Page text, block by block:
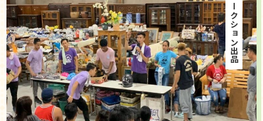
海外オークション出品